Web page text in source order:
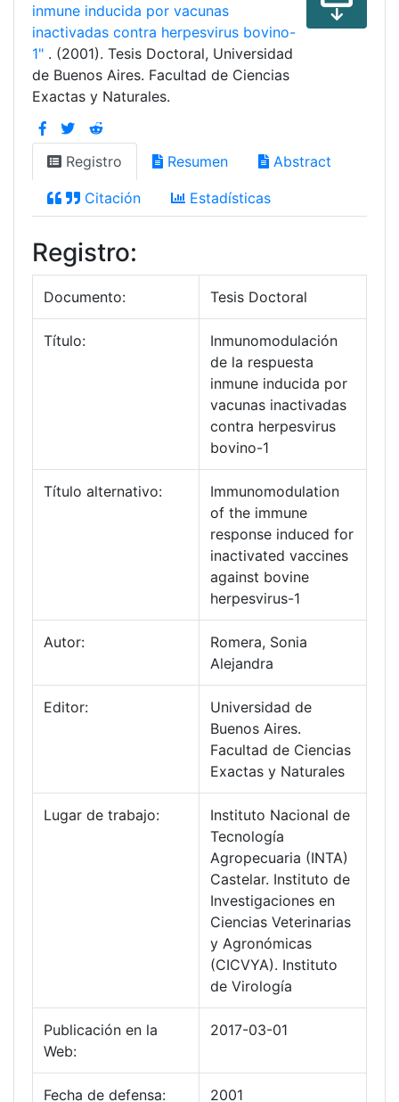
inmune inducida por vacunas
inactivadas contra herpesvirus bovino-
1" . (2001). Tesis Doctoral, Universidad
de Buenos Aires. Facultad de Ciencias
Exactas y Naturales.
Registro Resumen Abstract
Citación Estadísticas
Registro:
Documento: Tesis Doctoral
Título:
Inmunomodulación
de la respuesta
inmune inducida por
vacunas inactivadas
contra herpesvirus
bovino-1
Título alternativo:
Immunomodulation
of the immune
response induced for
inactivated vaccines
against bovine
herpesvirus-1
Autor:
Romera, Sonia
Alejandra
Editor:
Universidad de
Buenos Aires.
Facultad de Ciencias
Exactas y Naturales
Lugar de trabajo:
Instituto Nacional de
Tecnología
Agropecuaria (INTA)
Castelar. Instituto de
Investigaciones en
Ciencias Veterinarias
y Agronómicas
(CICVYA). Instituto
de Virología
Publicación en la
Web:
2017-03-01
Fecha de defensa: 2001